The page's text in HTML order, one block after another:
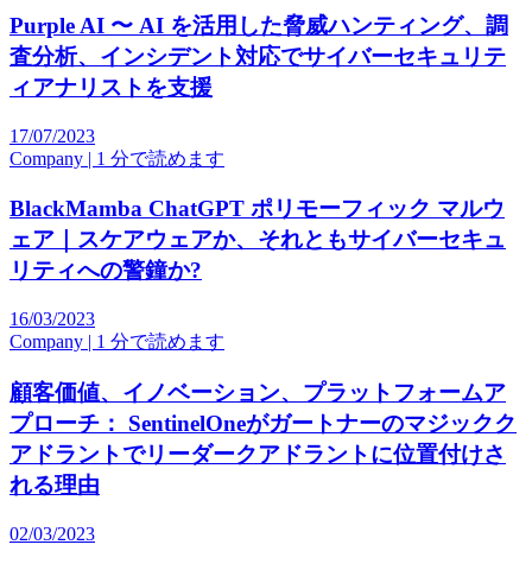
Purple AI 〜 AI を活用した脅威ハンティング、調
査分析、インシデント対応でサイバーセキュリテ
ィアナリストを支援
17/07/2023
Company | 1 分で読めます
BlackMamba ChatGPT ポリモーフィック マルウ
ェア｜スケアウェアか、それともサイバーセキュ
リティへの警鐘か?
16/03/2023
Company | 1 分で読めます
顧客価値、イノベーション、プラットフォームア
プローチ： SentinelOneがガートナーのマジックク
アドラントでリーダークアドラントに位置付けさ
れる理由
02/03/2023